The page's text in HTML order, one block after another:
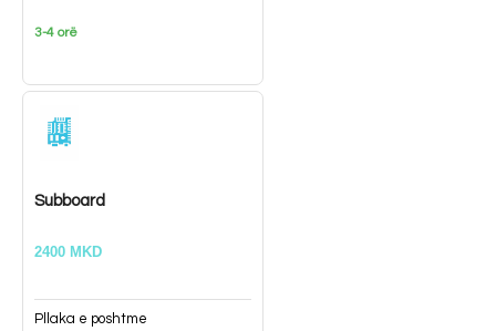
3-4 orë
Subboard
2400 MKD
Pllaka e poshtme